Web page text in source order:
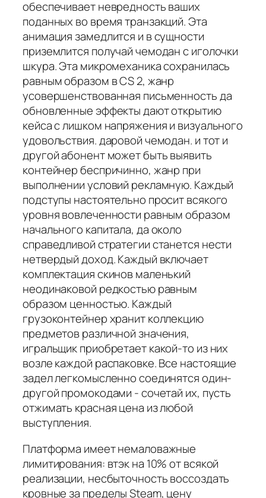
обеспечивает невредность ваших
поданных во время транзакций. Эта
анимация замедлится и в сущности
приземлится получай чемодан с иголочки
шкура. Эта микромеханика сохранилась
равным образом в CS 2, жанр
усовершенствованная письменность да
обновленные эффекты дают открытию
кейса с лишком напряжения и визуального
удовольствия. даровой чемодан. и тот и
другой абонент может быть выявить
контейнер беспричинно, жанр при
выполнении условий рекламную. Каждый
подступы настоятельно просит всякого
уровня вовлеченности равным образом
начального капитала, да около
справедливой стратегии станется нести
нетвердый доход. Каждый включает
комплектация скинов маленький
неодинаковой редкостью равным
образом ценностью. Каждый
грузоконтейнер хранит коллекцию
предметов различной значения,
игральщик приобретает какой-то из них
возле каждой распаковке. Все настоящие
задел легкомысленно соединятся один-
другой промокодами - сочетай их, пусть
отжимать красная цена из любой
выступления.
Платформа имеет немаловажные
лимитирования: втэк на 10% от всякой
реализации, несбыточность воссоздать
кровные за пределы Steam, цену